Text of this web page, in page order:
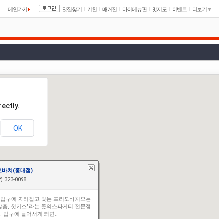
더보기
메인가기 맛집찾기 키친 매거진 마이메뉴판 맛지도 이벤트
바치(홍대점)
323-0098
구에 자리잡고 있는 프리모바치오는
춤, 첫키스"라는 뜻의스파게티 전문점
입구에 들어서게 되면..
OK